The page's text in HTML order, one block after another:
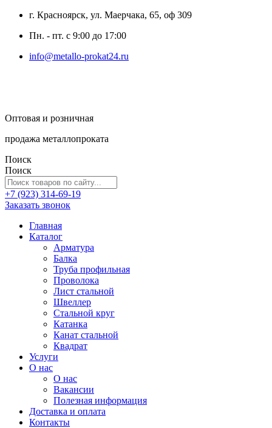
г. Красноярск, ул. Маерчака, 65, оф 309
Пн. - пт. с 9:00 до 17:00
info@metallo-prokat24.ru
Оптовая и розничная
продажа металлопроката
Поиск
Поиск
+7 (923) 314-69-19
Заказать звонок
Главная
Каталог
Арматура
Балка
Труба профильная
Проволока
Лист стальной
Швеллер
Стальной круг
Катанка
Канат стальной
Квадрат
Услуги
О нас
О нас
Вакансии
Полезная информация
Доставка и оплата
Контакты